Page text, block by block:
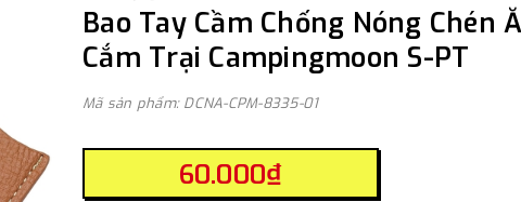
Bao Tay Cầm Chống Nóng Chén
Cắm Trại Campingmoon S-PT
Mã sản phẩm: DCNA-CPM-8335-01
60.000₫